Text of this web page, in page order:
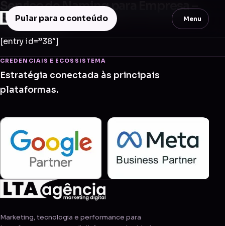
Pular para o conteúdo Menu
Serviço de Naming para Empresa –
Simi Valley
[entry id=”38″]
CREDENCIAIS E ECOSSISTEMA
Estratégia conectada às principais
plataformas.
Marketing, tecnologia e performance para